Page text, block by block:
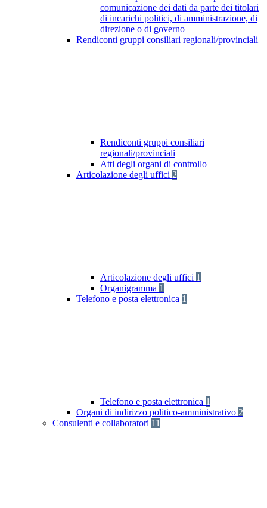
comunicazione dei dati da parte dei titolari
di incarichi politici, di amministrazione, di
direzione o di governo
Rendiconti gruppi consiliari regionali/provinciali
Rendiconti gruppi consiliari
regionali/provinciali
Atti degli organi di controllo
Articolazione degli uffici 2
Articolazione degli uffici 1
Organigramma 1
Telefono e posta elettronica 1
Telefono e posta elettronica 1
Organi di indirizzo politico-amministrativo 2
Consulenti e collaboratori 11